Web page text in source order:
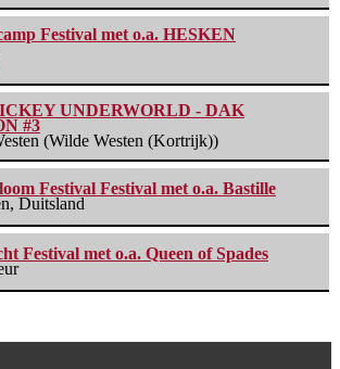
Festival met o.a. HESKEN
UNDERWORLD - DAK
#3
(Wilde Westen (Kortrijk))
Festival Festival met o.a. Bastille
Duitsland
Festival met o.a. Queen of Spades